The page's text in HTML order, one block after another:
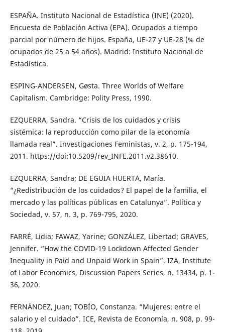
ESPAÑA. Instituto Nacional de Estadística (INE) (2020).
Encuesta de Población Activa (EPA). Ocupados a tiempo
parcial por número de hijos. España, UE-27 y UE-28 (% de
ocupados de 25 a 54 años). Madrid: Instituto Nacional de
Estadística.
ESPING-ANDERSEN, Gøsta. Three Worlds of Welfare
Capitalism. Cambridge: Polity Press, 1990.
EZQUERRA, Sandra. “Crisis de los cuidados y crisis
sistémica: la reproducción como pilar de la economía
llamada real”. Investigaciones Feministas, v. 2, p. 175-194,
2011. https://doi:10.5209/rev_INFE.2011.v2.38610.
EZQUERRA, Sandra; DE EGUIA HUERTA, María.
“¿Redistribución de los cuidados? El papel de la familia, el
mercado y las políticas públicas en Catalunya”. Política y
Sociedad, v. 57, n. 3, p. 769-795, 2020.
FARRÉ, Lidia; FAWAZ, Yarine; GONZÁLEZ, Libertad; GRAVES,
Jennifer. “How the COVID-19 Lockdown Affected Gender
Inequality in Paid and Unpaid Work in Spain”. IZA, Institute
of Labor Economics, Discussion Papers Series, n. 13434, p. 1-
36, 2020.
FERNÁNDEZ, Juan; TOBÍO, Constanza. “Mujeres: entre el
salario y el cuidado”. ICE, Revista de Economía, n. 908, p. 99-